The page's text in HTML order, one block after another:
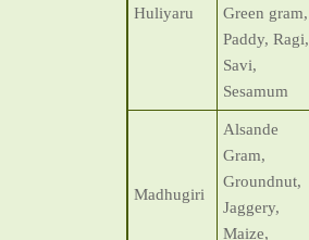
Huliyaru
Green gram,
Paddy, Ragi,
Savi,
Sesamum
Madhugiri
Alsande
Gram,
Groundnut,
Jaggery,
Maize,